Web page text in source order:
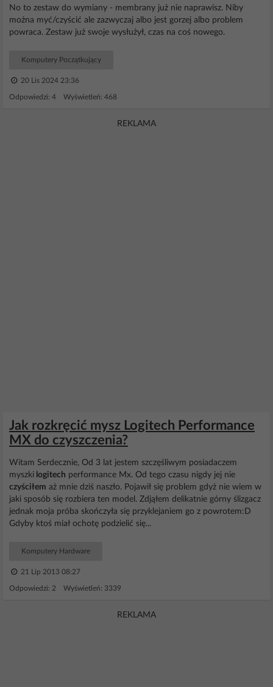
No to zestaw do wymiany - membrany już nie naprawisz. Niby
można myć/czyścić ale zazwyczaj albo jest gorzej albo problem
powraca. Zestaw już swoje wysłużył, czas na coś nowego.
Komputery Początkujący
20 Lis 2024 23:36
Odpowiedzi: 4 Wyświetleń: 468
REKLAMA
Jak rozkręcić mysz Logitech Performance
MX do czyszczenia?
Witam Serdecznie, Od 3 lat jestem szczęśliwym posiadaczem
myszki logitech performance Mx. Od tego czasu nigdy jej nie
czyściłem aż mnie dziś naszło. Pojawił się problem gdyż nie wiem w
jaki sposób się rozbiera ten model. Zdjąłem delikatnie górny ślizgacz
jednak moja próba skończyła się przyklejaniem go z powrotem:D
Gdyby ktoś miał ochotę podzielić się...
Komputery Hardware
21 Lip 2013 08:27
Odpowiedzi: 2 Wyświetleń: 3339
REKLAMA